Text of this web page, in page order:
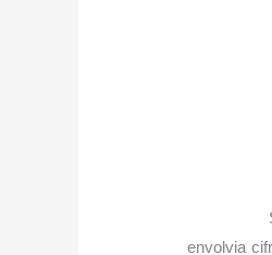
Segundo
envolvia